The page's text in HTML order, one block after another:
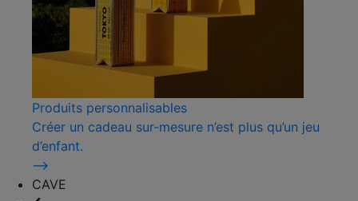
Produits personnalisables
Créer un cadeau sur-mesure n’est plus qu’un jeu
d’enfant.
⟶
CAVE